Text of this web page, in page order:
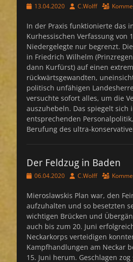
Veröffentlicht
13.04.2020 AutorC.Wolff
In der Praxis funktionierte das
Kurhessischen Verfassung von
Niedergelegte nur begrenzt.
in Friedrich Wilhelm
dann Kurfürst) auf einen extrem
rückwärtsgewandten,
politisch unfähigen
versuchte sofort alles, um die
auszuhebeln. Das spiegelt sich
entsprechenden
Berufung des ultra-
Der Feldzug in Baden
Veröffentlicht
06.04.2020 AutorC.Wolff
Mieroslawskis Plan war, den
aufzuhalten und so besetzten
wichtigen Brücken und
auch bis zum 20. Juni
Neckarkorps verteidigen
Kampfhandlungen am Neckar
15. Juni herum. Geschlagen